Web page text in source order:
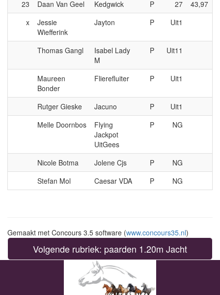
23
Daan Van Geel Kedgwick P 27
43,97
x
Jessie
Wiefferink
Jayton P Uit1
Thomas Gangl
Isabel Lady
M
P Uit11
Maureen
Bonder
Flierefluiter P Uit1
Rutger Gieske Jacuno P
Uit1
Melle Doornbos
Flying
Jackpot
UitGees
P NG
Nicole Botma Jolene Cjs P
NG
Stefan Mol
Caesar VDA P NG
Gemaakt met Concours 3.5 software (www.concours35.nl)
Volgende rubriek: paarden 1.20m Jacht